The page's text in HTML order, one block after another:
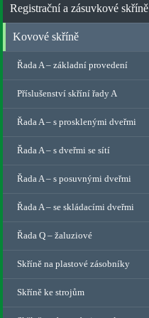
Registrační a zásuvkové skříně
Kovové skříně
Řada A – základní provedení
Příslušenství skříní řady A
Řada A – s prosklenými dveřmi
Řada A – s dveřmi se sítí
Řada A – s posuvnými dveřmi
Řada A – se skládacími dveřmi
Řada Q – žaluziové
Skříně na plastové zásobníky
Skříně ke strojům